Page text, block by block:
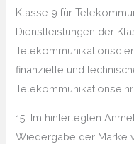
Klasse 9 für
Dienstleistungen der
finanzielle und
15. Im hinterlegten
Wiedergabe der Marke